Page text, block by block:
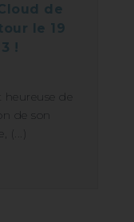
de
le 19
!
de
de son